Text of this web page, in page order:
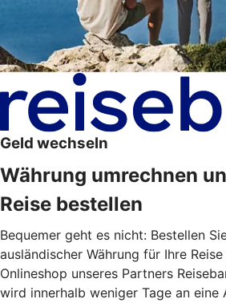
Geld wechseln
Währung umrechnen
Reise bestellen
Bequemer geht es nicht: Bestellen
ausländischer Währung für Ihre
Onlineshop unseres Partners
wird innerhalb weniger Tage an eine